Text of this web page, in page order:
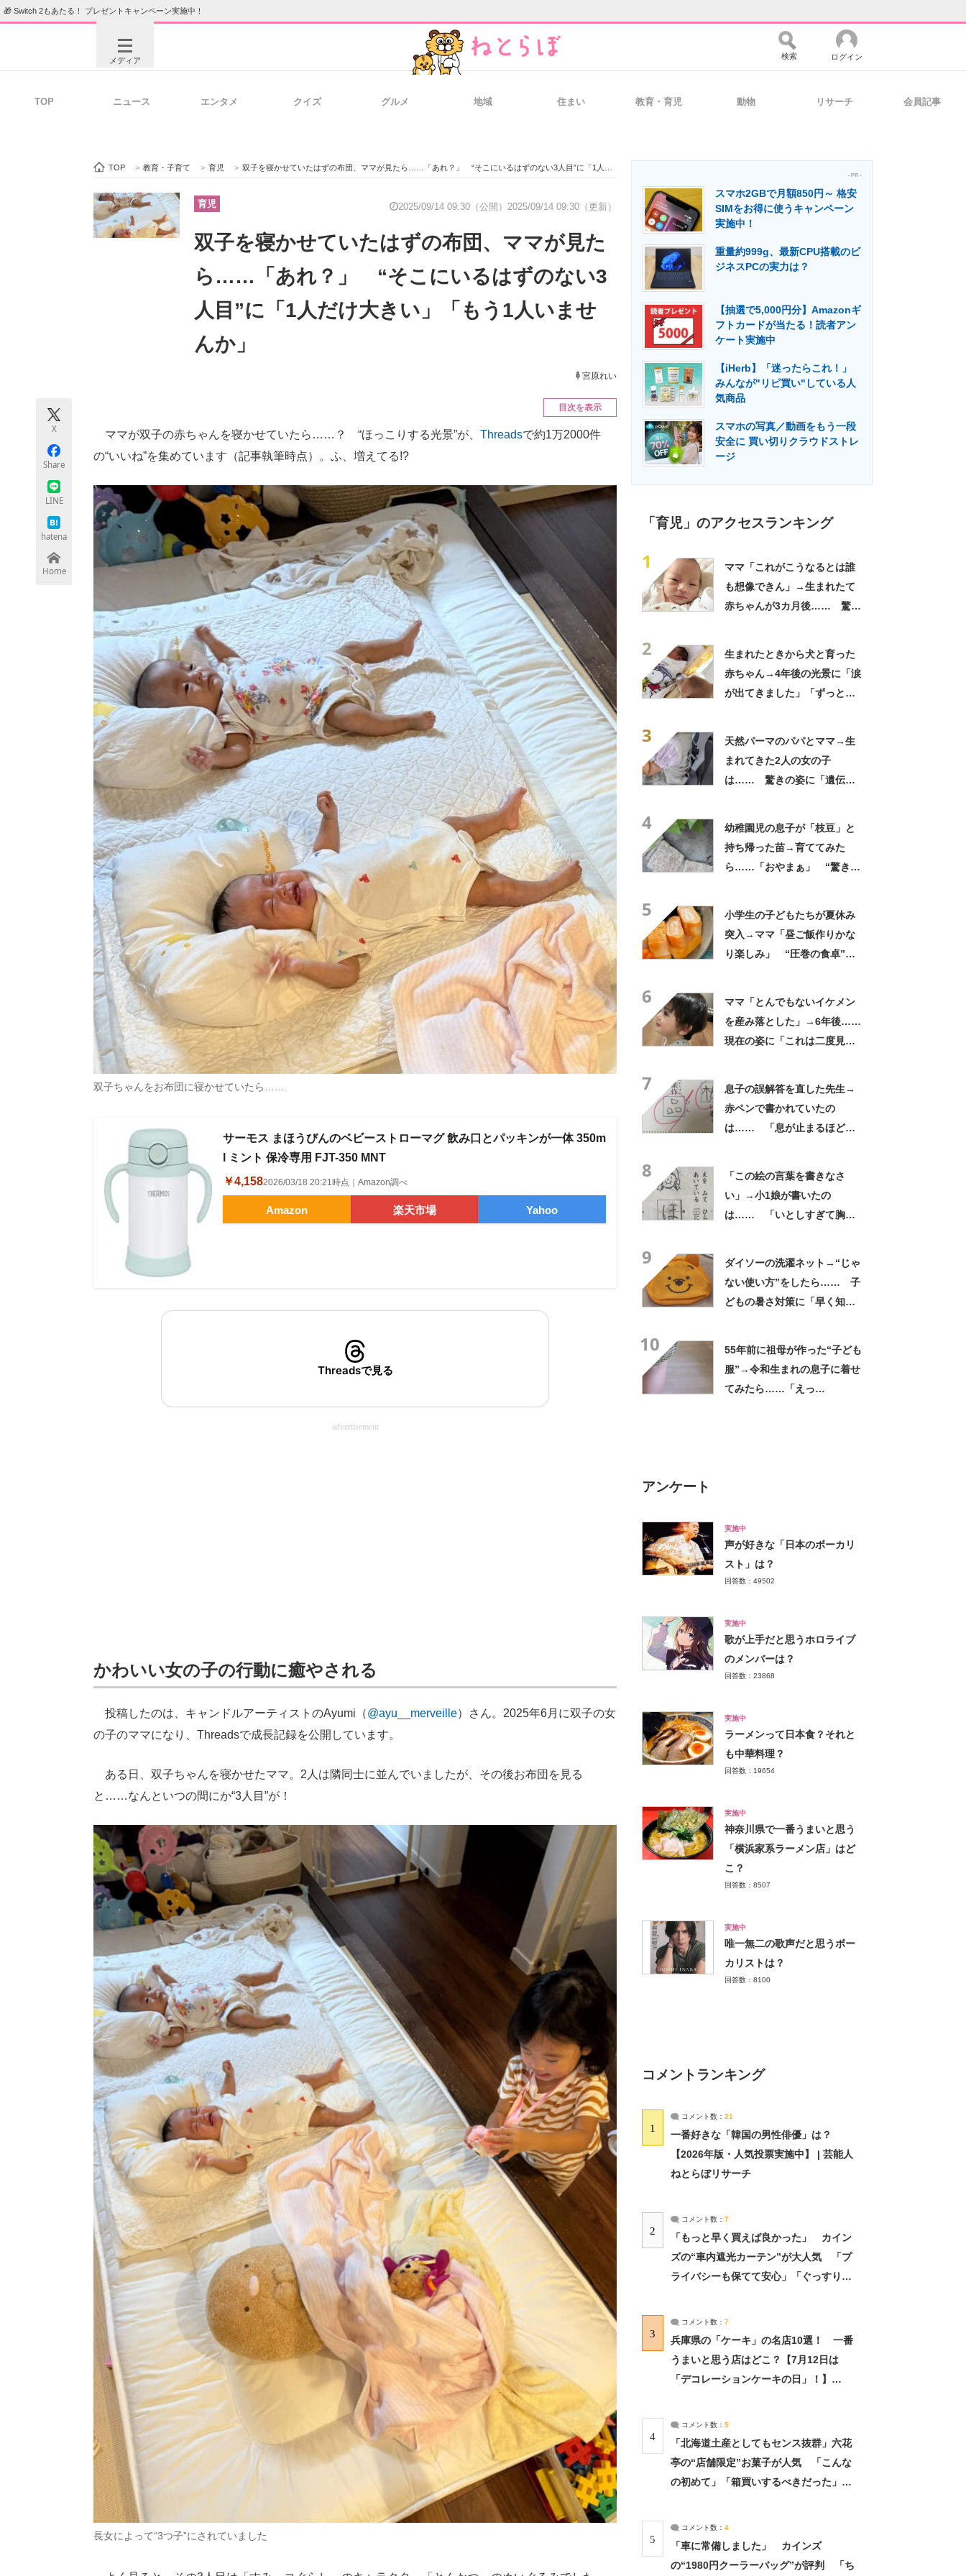
🎁 Switch 2もあたる！ プレゼントキャンペーン実施中！
メディア
ビジネスと働き方のヒント 経営リーダーのコミュニティ マーケ×ITの今がよく分かる
IT製品の技術・比較・事例 製造業のIT導入・活用を支援
エネルギーの専門メディア 建設×テクノロジーの最前線
検索 ログイン
TOP ニュース エンタメ クイズ グルメ 地域 住まい 教育・育児 動物 リサーチ 会員記事
TOP > 教育・子育て > 育児 > 双子を寝かせていたはずの布団、ママが見たら……「あれ？」 “そこにいるはずのない3人目”に「1人だけ大きい」「もう1人いませんか」
育児 2025/09/14 09:30（公開） 2025/09/14 09:30（更新）
双子を寝かせていたはずの布団、ママが見た
ら……「あれ？」 “そこにいるはずのない3
人目”に「1人だけ大きい」「もう1人いませ
んか」
宮原れい
X
Share
LINE
hatena
Home
目次を表示
ママが双子の赤ちゃんを寝かせていたら……？ “ほっこりする光景”が、 Threadsで約1万2000件
の“いいね”を集めています（記事執筆時点）。ふ、増えてる!?
双子ちゃんをお布団に寝かせていたら……
サーモス まほうびんのベビーストローマグ 飲み口とパッキンが一体 350m
l ミント 保冷専用 FJT-350 MNT
￥4,1582026/03/18 20:21時点｜Amazon調べ
Amazon 楽天市場 Yahoo
Threadsで見る
advertisement
かわいい女の子の行動に癒やされる
投稿したのは、キャンドルアーティストのAyumi（@ayu__merveille）さん。2025年6月に双子の女
の子のママになり、Threadsで成長記録を公開しています。
ある日、双子ちゃんを寝かせたママ。2人は隣同士に並んでいましたが、その後お布団を見る
と……なんといつの間にか“3人目”が！
長女によって“3つ子”にされていました
- PR -
スマホ2GBで月額850円～ 格安
SIMをお得に使うキャンペーン
実施中！
重量約999g、最新CPU搭載のビ
ジネスPCの実力は？
【抽選で5,000円分】Amazonギ
フトカードが当たる！読者アン
ケート実施中
【iHerb】「迷ったらこれ！」
みんなが"リピ買い"している人
気商品
スマホの写真／動画をもう一段
安全に 買い切りクラウドストレ
ージ
「育児」のアクセスランキング
1
ママ「これがこうなるとは誰
も想像できん」→生まれたて
赤ちゃんが3カ月後…… 驚き
2
生まれたときから犬と育った
赤ちゃん→4年後の光景に「涙
が出てきました」「ずっと見
3
天然パーマのパパとママ→生
まれてきた2人の女の子
は…… 驚きの姿に「遺伝っ
4
幼稚園児の息子が「枝豆」と
持ち帰った苗→育ててみた
ら……「おやまぁ」 “驚きの
5
小学生の子どもたちが夏休み
突入→ママ「昼ご飯作りかな
り楽しみ」 “圧巻の食卓”に
6
ママ「とんでもないイケメン
を産み落とした」→6年後……
現在の姿に「これは二度見す
7
息子の誤解答を直した先生→
赤ペンで書かれていたの
は…… 「息が止まるほど笑
8
「この絵の言葉を書きなさ
い」→小1娘が書いたの
は…… 「いとしすぎて胸が
9
ダイソーの洗濯ネット→“じゃ
ない使い方”をしたら…… 子
どもの暑さ対策に「早く知り
10
55年前に祖母が作った“子ども
服”→令和生まれの息子に着せ
てみたら……「えっ
アンケート
実施中
声が好きな「日本のボーカリ
スト」は？
回答数：49502
実施中
歌が上手だと思うホロライブ
のメンバーは？
回答数：23868
実施中
ラーメンって日本食？それと
も中華料理？
回答数：19654
実施中
神奈川県で一番うまいと思う
「横浜家系ラーメン店」はど
こ？
回答数：8507
実施中
唯一無二の歌声だと思うボー
カリストは？
回答数：8100
コメントランキング
1
コメント数： 21
一番好きな「韓国の男性俳優」は？
【2026年版・人気投票実施中】 | 芸能人
ねとらぼリサーチ
2
コメント数： 7
「もっと早く買えば良かった」 カイン
ズの“車内遮光カーテン”が大人気 「プ
ライバシーも保てて安心」「ぐっすり眠
3
コメント数： 7
兵庫県の「ケーキ」の名店10選！ 一番
うまいと思う店はどこ？【7月12日は
「デコレーションケーキの日」！】
4
コメント数： 5
「北海道土産としてもセンス抜群」六花
亭の“店舗限定”お菓子が人気 「こんな
の初めて」「箱買いするべきだった」
5
コメント数： 4
「車に常備しました」 カインズ
の“1980円クーラーバッグ”が評判 「ち